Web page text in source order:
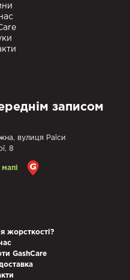
записом
вулиця Раїси
8
жорсткості?
GashCare